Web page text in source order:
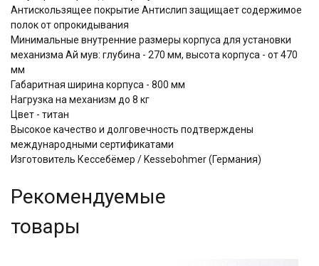
Антискользящее покрытие Антислип защищает содержимое
полок от опрокидывания
Минимальные внутренние размеры корпуса для установки
механизма Ай мув: глубина - 270 мм, высота корпуса - от 470
мм
Габаритная ширина корпуса - 800 мм
Нагрузка на механизм до 8 кг
Цвет - титан
Высокое качество и долговечность подтверждены
международными сертификатами
Изготовитель Кессебёмер / Kessebohmer (Германия)
Рекомендуемые
товары